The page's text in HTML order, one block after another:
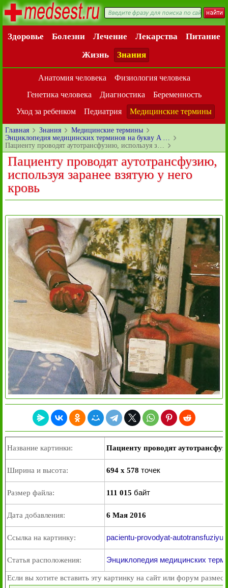
Здоровье Болезни Лечение Лекарства
Питание
Жизнь
Знания
Анатомия человека
Физиология человека
Генетика человека
Диагностика
Беременность
Уход за ребенком
Педиатрия Медицинские термины
Главная Знания
Медицинские термины
Энциклопедия медицинских терминов на букву A …
Пациенту проводят аутотрансфузию, используя з…
Пациенту проводят аутотрансфузию,
используя заранее взятую у него
кровь
Название картинки: Пациенту проводят
Ширина и высота: 694 x 578 точек
Размер файла: 111 015 байт
Дата добавления: 6 Мая 2016
Ссылка на картинку: pacientu-provodyat-
Статья расположения: Энциклопедия медицинских
Если вы хотите вставить эту картинку на сайт или форум